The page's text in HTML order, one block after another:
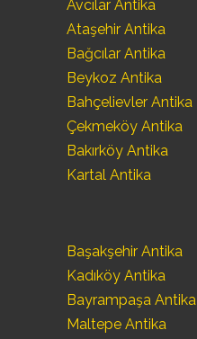
Avcılar Antika
Ataşehir Antika
Bağcılar Antika
Beykoz Antika
Bahçelievler Antika
Çekmeköy Antika
Bakırköy Antika
Kartal Antika
Başakşehir Antika
Kadıköy Antika
Bayrampaşa Antika
Maltepe Antika